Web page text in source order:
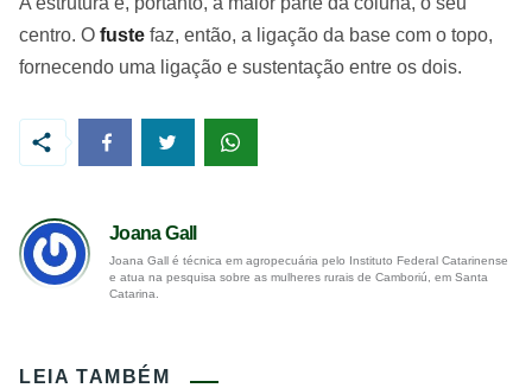
centro. O fuste faz, então, a ligação da base com o topo,
fornecendo uma ligação e sustentação entre os dois.
Joana Gall
Joana Gall é técnica em agropecuária pelo Instituto Federal Catarinense
e atua na pesquisa sobre as mulheres rurais de Camboriú, em Santa
Catarina.
LEIA TAMBÉM